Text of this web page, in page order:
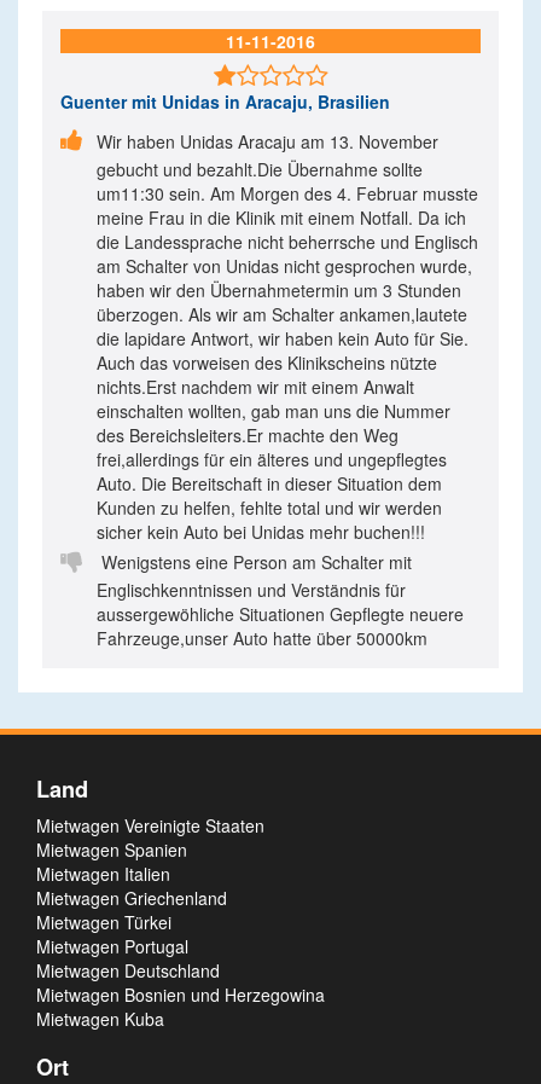
11-11-2016

Guentermit Unidas in Aracaju, Brasilien
 Wir haben Unidas Aracaju am 13. November
gebucht und bezahlt.Die Übernahme sollte
um11:30 sein. Am Morgen des 4. Februar musste
meine Frau in die Klinik mit einem Notfall. Da ich
die Landessprache nicht beherrsche und Englisch
am Schalter von Unidas nicht gesprochen wurde,
haben wir den Übernahmetermin um 3 Stunden
überzogen. Als wir am Schalter ankamen,lautete
die lapidare Antwort, wir haben kein Auto für Sie.
Auch das vorweisen des Klinikscheins nützte
nichts.Erst nachdem wir mit einem Anwalt
einschalten wollten, gab man uns die Nummer
des Bereichsleiters.Er machte den Weg
frei,allerdings für ein älteres und ungepflegtes
Auto. Die Bereitschaft in dieser Situation dem
Kunden zu helfen, fehlte total und wir werden
sicher kein Auto bei Unidas mehr buchen!!!

Wenigstens eine Person am Schalter mit
Englischkenntnissen und Verständnis für
aussergewöhliche Situationen Gepflegte neuere
Fahrzeuge,unser Auto hatte über 50000km
Land
Mietwagen Vereinigte Staaten
Mietwagen Spanien
Mietwagen Italien
Mietwagen Griechenland
Mietwagen Türkei
Mietwagen Portugal
Mietwagen Deutschland
Mietwagen Bosnien und Herzegowina
Mietwagen Kuba
Ort